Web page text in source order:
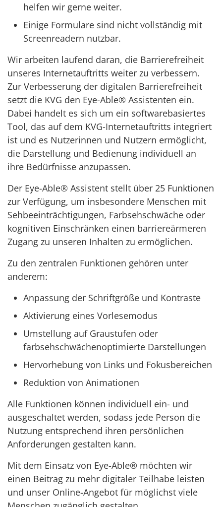
helfen wir gerne weiter.
Einige Formulare sind nicht vollständig mit
Screenreadern nutzbar.
Wir arbeiten laufend daran, die Barrierefreiheit
unseres Internetauftritts weiter zu verbessern.
Zur Verbesserung der digitalen Barrierefreiheit
setzt die KVG den Eye-Able® Assistenten ein.
Dabei handelt es sich um ein softwarebasiertes
Tool, das auf dem KVG-Internetauftritts integriert
ist und es Nutzerinnen und Nutzern ermöglicht,
die Darstellung und Bedienung individuell an
ihre Bedürfnisse anzupassen.
Der Eye-Able® Assistent stellt über 25 Funktionen
zur Verfügung, um insbesondere Menschen mit
Sehbeeinträchtigungen, Farbsehschwäche oder
kognitiven Einschränken einen barriereärmeren
Zugang zu unseren Inhalten zu ermöglichen.
Zu den zentralen Funktionen gehören unter
anderem:
Anpassung der Schriftgröße und Kontraste
Aktivierung eines Vorlesemodus
Umstellung auf Graustufen oder
farbsehschwächenoptimierte Darstellungen
Hervorhebung von Links und Fokusbereichen
Reduktion von Animationen
Alle Funktionen können individuell ein- und
ausgeschaltet werden, sodass jede Person die
Nutzung entsprechend ihren persönlichen
Anforderungen gestalten kann.
Mit dem Einsatz von Eye-Able® möchten wir
einen Beitrag zu mehr digitaler Teilhabe leisten
und unser Online-Angebot für möglichst viele